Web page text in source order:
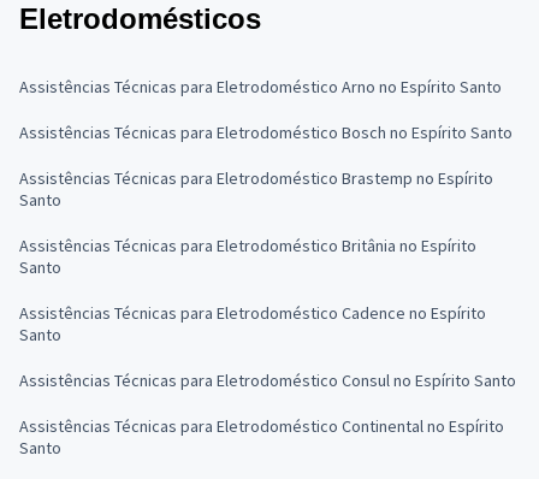
Eletrodomésticos
Assistências Técnicas para Eletrodoméstico Arno no Espírito Santo
Assistências Técnicas para Eletrodoméstico Bosch no Espírito Santo
Assistências Técnicas para Eletrodoméstico Brastemp no Espírito
Santo
Assistências Técnicas para Eletrodoméstico Britânia no Espírito
Santo
Assistências Técnicas para Eletrodoméstico Cadence no Espírito
Santo
Assistências Técnicas para Eletrodoméstico Consul no Espírito Santo
Assistências Técnicas para Eletrodoméstico Continental no Espírito
Santo